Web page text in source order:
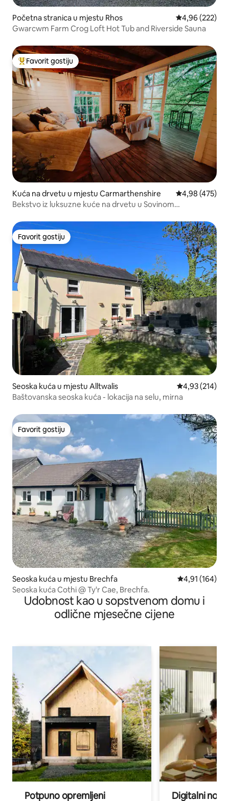
Početna stranica u mjestu Rhos prosječna
4,96 (222)
Gwarcwm Farm Crog Loft Hot Tub and Riverside Sauna
Glavni favorit gostiju
Favorit gostiju
Kuća na drvetu u mjestu Carmarthenshire prosječna
4,98 (475)
Bekstvo iz luksuzne kuće na drvetu u Sovinom
Favorit gostiju
Favorit gostiju
Seoska kuća u mjestu Alltwalis prosječna
4,93 (214)
Baštovanska seoska kuća - lokacija na selu, mirna
Favorit gostiju
Favorit gostiju
Seoska kuća u mjestu Brechfa prosječna
4,91 (164)
Seoska kuća Cothi @ Ty'r Cae, Brechfa.
Udobnost kao u sopstvenom domu i
odlične mjesečne cijene
Potpuno opremljeni Digitalni